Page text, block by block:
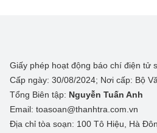
Giấy phép hoạt động báo chí điện tử
Cấp ngày: 30/08/2024; Nơi cấp: Bộ
Tổng Biên tập: Nguyễn Tuấn Anh
Email: toasoan@thanhtra.com.vn
Địa chỉ tòa soạn: 100 Tô Hiệu, Hà